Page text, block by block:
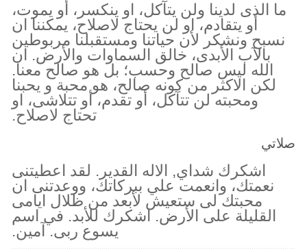
ما الذى لدينا ولن يتآكل، او ينكسر، أو يموت،
أو يتقادم، او لن يحتاج لاصلاح، يمكننا ان
نسبح ونشكر لأن حياتنا ومستقبلنا مربوطين
بالآب الأبدى، خالق السماوات والأرض. ان
الله ليس صالح وحسب؛ بل هو صالح معنا.
لكن الاكثر من كونه صالح، هو محبة و يحبنا
ومحبته لن تتآكل، أو تقدم، أو تتلاشى، او
تحتاج لاصلاح.
صلاتي
اشكرك شداي, الاله القدير. لقد اعطيتنى
نعمتك، وانعمت علي ببركاتك، ووعدتنى ان
محبتك لى ستعيش لأبعد من ظلال ايامى
القليلة على الأرض. اشكرك للأبد. في اسم
يسوع ربى. آمين.